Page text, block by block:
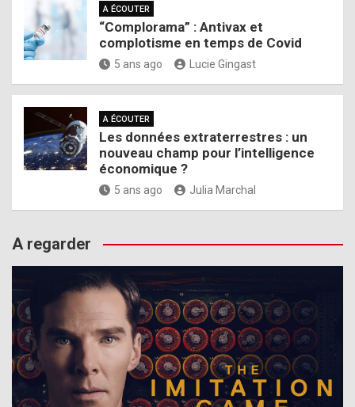
A ÉCOUTER
“Complorama” : Antivax et
complotisme en temps de Covid
5 ans ago Lucie Gingast
A ÉCOUTER
Les données extraterrestres : un
nouveau champ pour l’intelligence
économique ?
5 ans ago Julia Marchal
A regarder